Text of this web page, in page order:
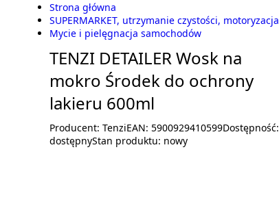
Strona główna
SUPERMARKET, utrzymanie czystości, motoryzacja
Mycie i pielęgnacja samochodów
TENZI DETAILER Wosk na
mokro Środek do ochrony
lakieru 600ml
Producent: TenziEAN: 5900929410599Dostępność:
dostępnyStan produktu: nowy